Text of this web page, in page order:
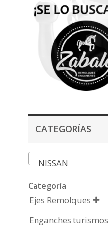
CATEGORÍAS
NISSAN
Categoría
Ejes Remolques 
Enganches turismos